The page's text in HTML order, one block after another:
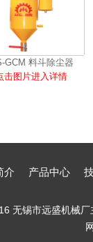
GCM 料斗除尘器
击图片进入详情
介 产品中心
无锡市远盛机械